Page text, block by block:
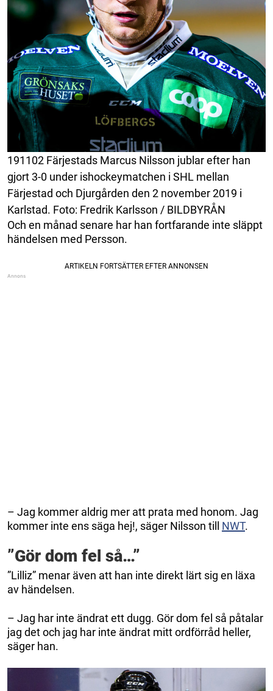
191102 Färjestads Marcus Nilsson jublar efter han
gjort 3-0 under ishockeymatchen i SHL mellan
Färjestad och Djurgården den 2 november 2019 i
Karlstad. Foto: Fredrik Karlsson / BILDBYRÅN
Och en månad senare har han fortfarande inte släppt
händelsen med Persson.
– Jag kommer aldrig mer att prata med honom. Jag
kommer inte ens säga hej!, säger Nilsson till NWT.
”Gör dom fel så…”
”Lilliz” menar även att han inte direkt lärt sig en läxa
av händelsen.
– Jag har inte ändrat ett dugg. Gör dom fel så påtalar
jag det och jag har inte ändrat mitt ordförråd heller,
säger han.